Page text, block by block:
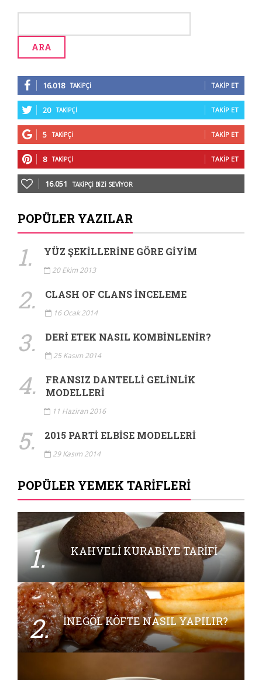
16.018 TAKIPÇI TAKIP ET
20 TAKIPÇI TAKIP ET
5 TAKIPÇI TAKIP ET
8 TAKIPÇI TAKIP ET
16.051 TAKIPÇI BIZI SEVIYOR
POPÜLER YAZILAR
1. YÜZ ŞEKILLERINE GÖRE GIYIM
20 Ekim 2013
2. CLASH OF CLANS İNCELEME
16 Ocak 2014
3. DERI ETEK NASIL KOMBINLENIR?
25 Kasım 2014
4.
FRANSIZ DANTELLI GELINLIK
MODELLERI
11 Haziran 2016
5. 2015 PARTI ELBISE MODELLERI
29 Kasım 2014
POPÜLER YEMEK TARIFLERI
1. KAHVELI KURABIYE TARIFI
2. İNEGÖL KÖFTE NASIL YAPILIR?